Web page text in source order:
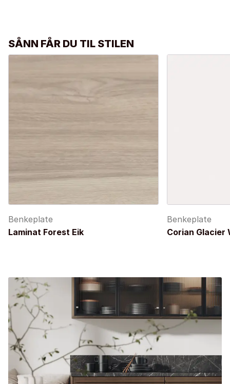
SÅNN FÅR DU TIL STILEN
Benkeplate
Laminat Forest Eik
Benkeplate
Corian Glacier